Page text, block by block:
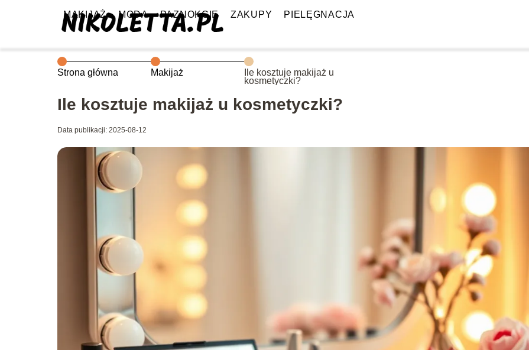
MAKIJAŻ MODA PAZNOKCIE ZAKUPY PIELĘGNACJA
Strona główna Makijaż
Ile kosztuje makijaż u
kosmetyczki?
Ile kosztuje makijaż u kosmetyczki?
Data publikacji: 2025-08-12